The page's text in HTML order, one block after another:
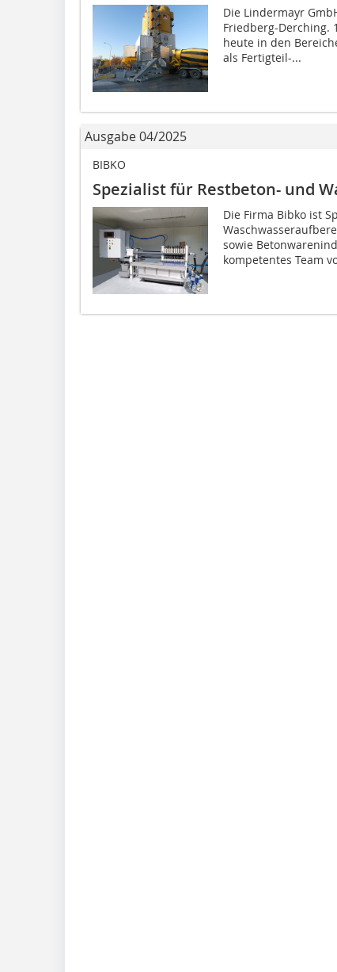
Die Lindermayr
Friedberg-Derching.
heute in den
als Fertigteil-...
Ausgabe 04/2025
BIBKO
Spezialist für Restbeton- und
Die Firma Bibko ist
sowie
kompetentes Team